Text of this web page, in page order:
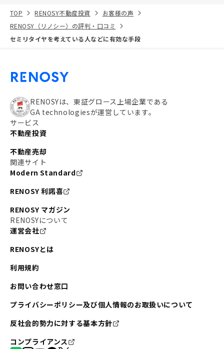
TOP RENOSY不動産投資
お客様の声
RENOSY（リノシー）の評判・口コミ
セミリタイヤを考えている人などに有効な手段
RENOSYは、東証グロース上場企業である
GA technologiesが運営しています。
サービス
不動産投資
不動産売却
関連サイト
Modern Standard
RENOSY 利諾喜
RENOSY マガジン
RENOSYについて
運営会社
RENOSYとは
利用規約
お問い合わせ窓口
プライバシーポリシー及び個人情報のお取扱いについて
反社会的勢力に対する基本方針
コンプライアンス